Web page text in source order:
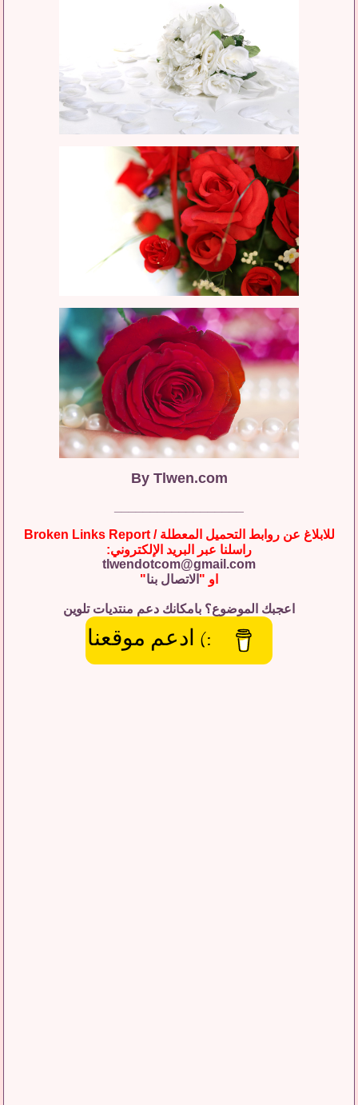
By Tlwen.com
للابلاغ عن روابط التحميل المعطلة / Broken Links Report
راسلنا عبر البريد الإلكتروني:
tlwendotcom@gmail.com
او " الاتصال بنا"
اعجبك الموضوع؟ بامكانك دعم منتديات تلوين
:) ادعم موقعنا